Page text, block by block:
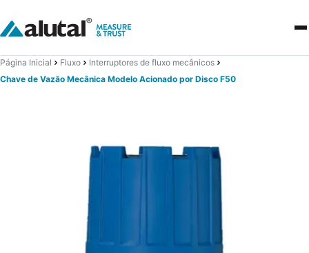
Página Inicial Fluxo
Interruptores de fluxo mecânicos
Chave de Vazão Mecânica Modelo Acionado por Disco F50